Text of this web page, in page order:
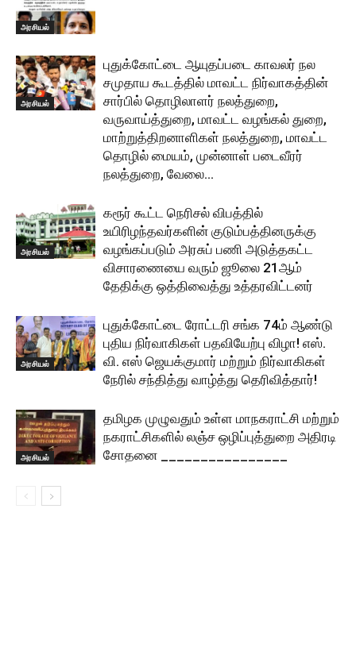
அரசியல்
அரசியல்
புதுக்கோட்டை ஆயுதப்படை காவலர் நல
சமுதாய கூடத்தில் மாவட்ட நிர்வாகத்தின்
சார்பில் தொழிலாளர் நலத்துறை,
வருவாய்த்துறை, மாவட்ட வழங்கல் துறை,
மாற்றுத்திறனாளிகள் நலத்துறை, மாவட்ட
தொழில் மையம், முன்னாள் படைவீரர்
நலத்துறை, வேலை...
அரசியல்
கரூர் கூட்ட நெரிசல் விபத்தில்
உயிரிழந்தவர்களின் குடும்பத்தினருக்கு
வழங்கப்படும் அரசுப் பணி அடுத்தகட்ட
விசாரணையை வரும் ஜூலை 21ஆம்
தேதிக்கு ஒத்திவைத்து உத்தரவிட்டனர்
அரசியல்
புதுக்கோட்டை ரோட்டரி சங்க 74ம் ஆண்டு
புதிய நிர்வாகிகள் பதவியேற்பு விழா! எஸ்.
வி. எஸ் ஜெயக்குமார் மற்றும் நிர்வாகிகள்
நேரில் சந்தித்து வாழ்த்து தெரிவித்தார்!
அரசியல்
தமிழக முழுவதும் உள்ள மாநகராட்சி மற்றும்
நகராட்சிகளில் லஞ்ச ஒழிப்புத்துறை அதிரடி
சோதனை ________________